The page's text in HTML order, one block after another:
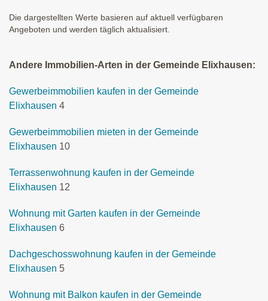
Die dargestellten Werte basieren auf aktuell verfügbaren
Angeboten und werden täglich aktualisiert.
Andere Immobilien-Arten in der Gemeinde Elixhausen:
Gewerbeimmobilien kaufen in der Gemeinde
Elixhausen 4
Gewerbeimmobilien mieten in der Gemeinde
Elixhausen 10
Terrassenwohnung kaufen in der Gemeinde
Elixhausen 12
Wohnung mit Garten kaufen in der Gemeinde
Elixhausen 6
Dachgeschosswohnung kaufen in der Gemeinde
Elixhausen 5
Wohnung mit Balkon kaufen in der Gemeinde